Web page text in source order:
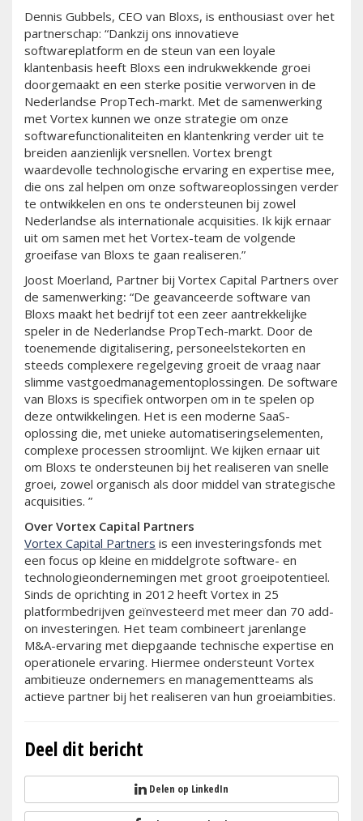
Dennis Gubbels, CEO van Bloxs, is enthousiast over het
partnerschap: “Dankzij ons innovatieve
softwareplatform en de steun van een loyale
klantenbasis heeft Bloxs een indrukwekkende groei
doorgemaakt en een sterke positie verworven in de
Nederlandse PropTech-markt. Met de samenwerking
met Vortex kunnen we onze strategie om onze
softwarefunctionaliteiten en klantenkring verder uit te
breiden aanzienlijk versnellen. Vortex brengt
waardevolle technologische ervaring en expertise mee,
die ons zal helpen om onze softwareoplossingen verder
te ontwikkelen en ons te ondersteunen bij zowel
Nederlandse als internationale acquisities. Ik kijk ernaar
uit om samen met het Vortex-team de volgende
groeifase van Bloxs te gaan realiseren.”
Joost Moerland, Partner bij Vortex Capital Partners over
de samenwerking: “De geavanceerde software van
Bloxs maakt het bedrijf tot een zeer aantrekkelijke
speler in de Nederlandse PropTech-markt. Door de
toenemende digitalisering, personeelstekorten en
steeds complexere regelgeving groeit de vraag naar
slimme vastgoedmanagementoplossingen. De software
van Bloxs is specifiek ontworpen om in te spelen op
deze ontwikkelingen. Het is een moderne SaaS-
oplossing die, met unieke automatiseringselementen,
complexe processen stroomlijnt. We kijken ernaar uit
om Bloxs te ondersteunen bij het realiseren van snelle
groei, zowel organisch als door middel van strategische
acquisities. ”
Over Vortex Capital Partners
Vortex Capital Partners is een investeringsfonds met
een focus op kleine en middelgrote software- en
technologieondernemingen met groot groeipotentieel.
Sinds de oprichting in 2012 heeft Vortex in 25
platformbedrijven geïnvesteerd met meer dan 70 add-
on investeringen. Het team combineert jarenlange
M&A-ervaring met diepgaande technische expertise en
operationele ervaring. Hiermee ondersteunt Vortex
ambitieuze ondernemers en managementteams als
actieve partner bij het realiseren van hun groeiambities.
Deel dit bericht
Delen op LinkedIn